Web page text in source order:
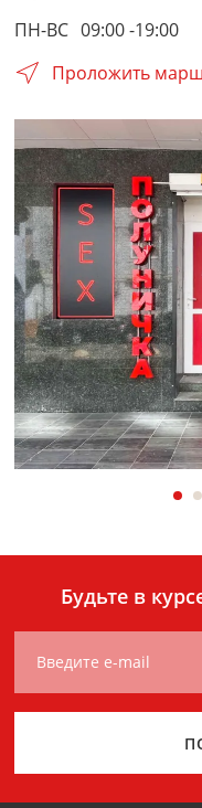
ПН-ВС 09:00 -19:00
Проложить
Будьте в
Введите e-mail